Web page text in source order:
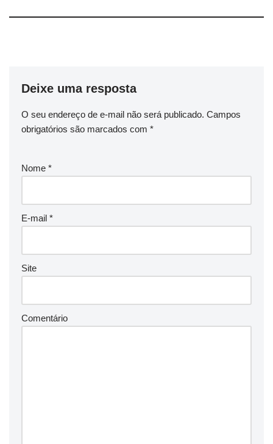
Deixe uma resposta
O seu endereço de e-mail não será publicado. Campos
obrigatórios são marcados com *
Nome *
E-mail *
Site
Comentário